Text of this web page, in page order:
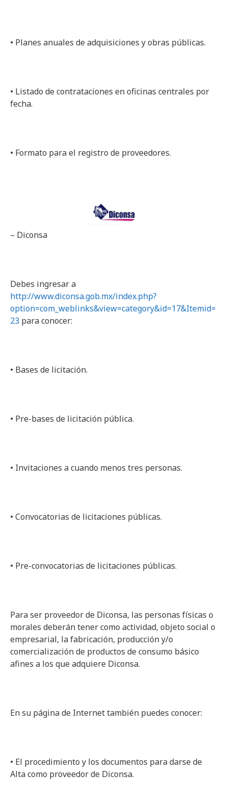
• Planes anuales de adquisiciones y obras públicas.
• Listado de contrataciones en oficinas centrales por
fecha.
• Formato para el registro de proveedores.
– Diconsa
Debes ingresar a
http://www.diconsa.gob.mx/index.php?
option=com_weblinks&view=category&id=17&Itemid=
23 para conocer:
• Bases de licitación.
• Pre-bases de licitación pública.
• Invitaciones a cuando menos tres personas.
• Convocatorias de licitaciones públicas.
• Pre-convocatorias de licitaciones públicas.
Para ser proveedor de Diconsa, las personas físicas o
morales deberán tener como actividad, objeto social o
empresarial, la fabricación, producción y/o
comercialización de productos de consumo básico
afines a los que adquiere Diconsa.
En su página de Internet también puedes conocer:
• El procedimiento y los documentos para darse de
Alta como proveedor de Diconsa.